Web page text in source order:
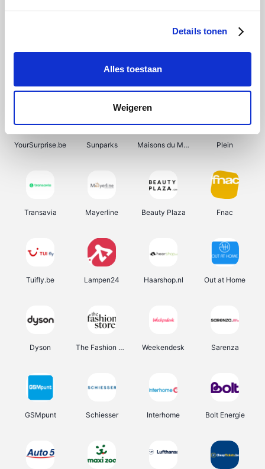
Details tonen
Alles toestaan
Weigeren
Shein Get Your Guide Bergfreunde Pazzox
YourSurprise.be Sunparks Maisons du Monde Plein
Transavia Mayerline Beauty Plaza Fnac
Tuifly.be Lampen24 Haarshop.nl Out at Home
Dyson The Fashion Store Weekendesk Sarenza
GSMpunt Schiesser Interhome Bolt Energie